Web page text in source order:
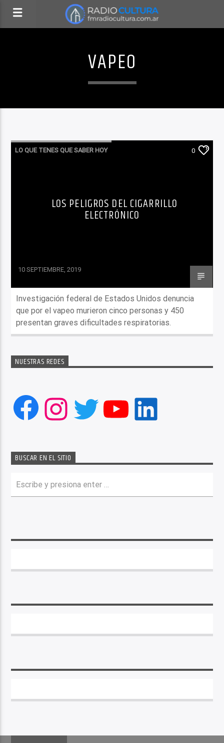
VAPEO
LO QUE TENES QUE SABER HOY 0
LOS PELIGROS DEL CIGARRILLO
ELECTRÓNICO
10 SEPTIEMBRE, 2019
Investigación federal de Estados Unidos denuncia
que por el vapeo murieron cinco personas y 450
presentan graves dificultades respiratorias.
NUESTRAS REDES
Facebook
Instagram
Twitter
YouTube
LinkedIn
BUSCAR EN EL SITIO